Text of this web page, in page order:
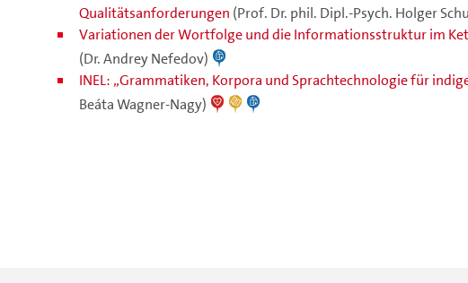
Qualitätsanforderungen (Prof. Dr. phil. Dipl.-Psych. Holger
Variationen der Wortfolge und die Informationsstruktur im
(Dr. Andrey Nefedov)
INEL: „Grammatiken, Korpora und Sprachtechnologie für
Beáta Wagner-Nagy)